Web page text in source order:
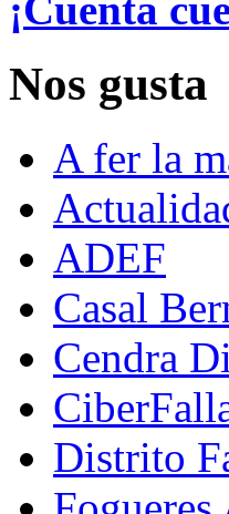
¡Cuenta
Nos gusta
A fer la
ADEF
Casal
Cendra
Distrito